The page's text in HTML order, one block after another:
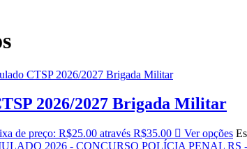
2026/2027 Brigada Militar
de preço: R$25.00 através R$35.00 Ver opções